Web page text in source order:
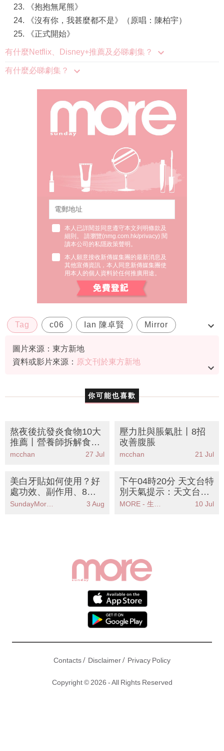
《抱抱無尾熊》
《沒有你，我甚麼都不是》（原唱：陳柏宇）
《正式開始》
有什麼Netflix、Disney+推薦及必睇劇集？
有什麼必睇劇集？
本人已詳閱並同意遵守本文列明條款及
細則。 請瀏覽(nmg.com.hk/privacy) 閱
讀本公司的私隱政策聲明。
本人願意接收新傳媒集團的最新消息及
其他宣傳資訊，本人同意新傳媒集團使
用本人的個人資料於任何推廣用途。
Tag c06 Ian 陳卓賢 Mirror
演唱會
圖片來源：東方新地
資料或影片來源： 原文刊於東方新地
你可能也喜歡
熬夜後抗發炎食物10大
推薦丨營養師拆解食法
禁忌
mcchan 27 Jul
壓力肚與脹氣肚丨8招
改善腹脹
mcchan 21 Jul
美白牙貼如何使用？好
處功效、副作用、8大
推薦一文看清
3 Aug
下午04時20分 天文台特
別天氣提示：天文台發
出高溫警告提醒市民注
10 Jul
Contacts/ Disclaimer/ Privacy Policy
Copyright © 2026 - All Rights Reserved